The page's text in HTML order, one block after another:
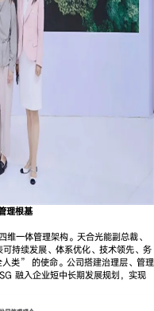
理根基
一体管理架构。天合光能副总裁、
持续发展、体系优化、技术领先、务
类” 的使命。公司搭建治理层、管理
融入企业短中长期发展规划，实现